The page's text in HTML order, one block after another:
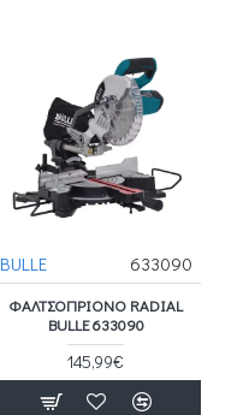
BULLE 633090
ΦΑΛΤΣΟΠΡΊΟΝΟ RADIAL
BULLE 633090
145,99€